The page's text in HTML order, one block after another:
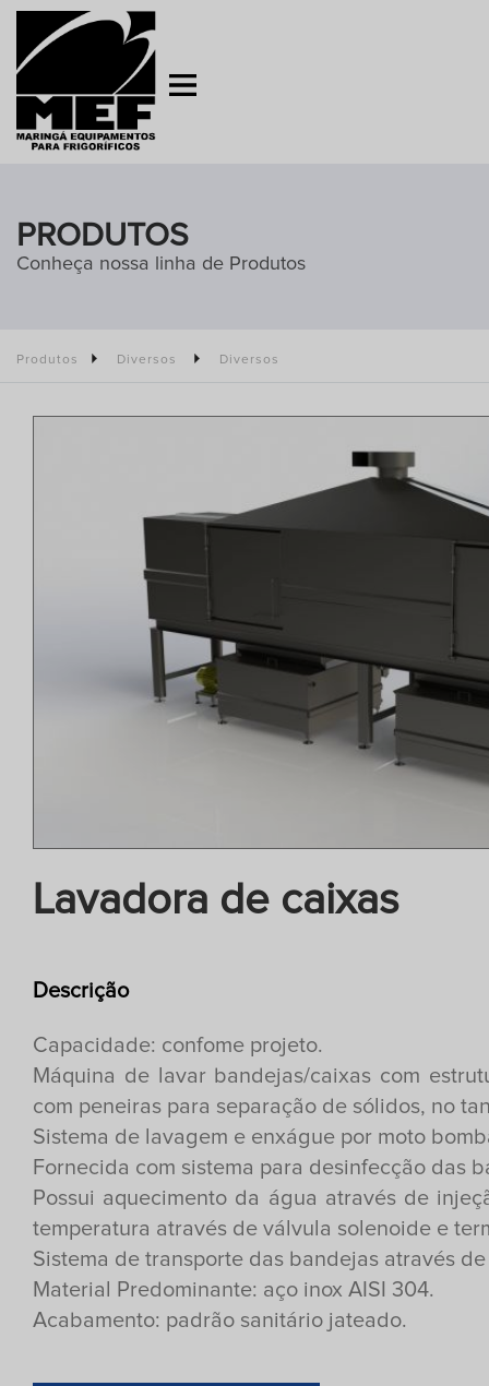
PRODUTOS
Conheça nossa linha de Produtos
Produtos Diversos Diversos
Lavadora de caixas
Descrição
Capacidade: confome projeto.
Máquina de lavar bandejas/caixas com
com peneiras para separação de sólidos, no
Sistema de lavagem e enxágue por moto
Fornecida com sistema para desinfecção das
Possui aquecimento da água através de
temperatura através de válvula solenoide e
Sistema de transporte das bandejas através
Material Predominante: aço inox AISI 304.
Acabamento: padrão sanitário jateado.